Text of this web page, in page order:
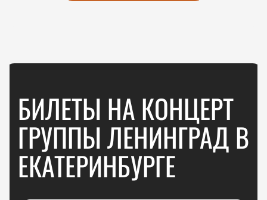
БИЛЕТЫ НА КОНЦЕРТ
ГРУППЫ ЛЕНИНГРАД В
ЕКАТЕРИНБУРГЕ